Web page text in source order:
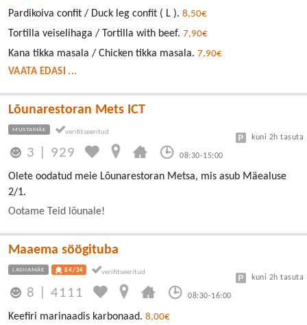
Pardikoiva confit / Duck leg confit ( L ). 8,50€
Tortilla veiselihaga / Tortilla with beef. 7,90€
Kana tikka masala / Chicken tikka masala. 7,90€
VAATA EDASI ...
Lõunarestoran Mets ICT
MUSTAMÄE
3 929 08:30-15:00
kuni 2h tasuta
Olete oodatud meie Lõunarestoran Metsa, mis asub Mäealuse
2/1.
Ootame Teid lõunale!
Maaema söögituba
LASNAMÄE 84/34
8 |4111 08:30-16:00
kuni 2h tasuta
Keefiri marinaadis karbonaad. 8,00€